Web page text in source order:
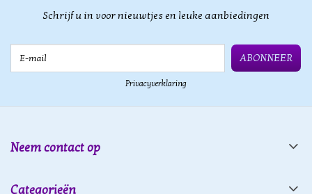
Schrijf u in voor nieuwtjes en leuke aanbiedingen
ABONNEER
Privacyverklaring
Neem contact op
Categorieën